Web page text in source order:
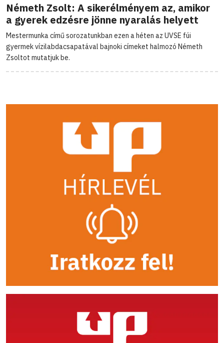
Németh Zsolt: A sikerélményem az, amikor
a gyerek edzésre jönne nyaralás helyett
Mestermunka című sorozatunkban ezen a héten az UVSE fúi
gyermek vízilabdacsapatával bajnoki címeket halmozó Németh
Zsoltot mutatjuk be.